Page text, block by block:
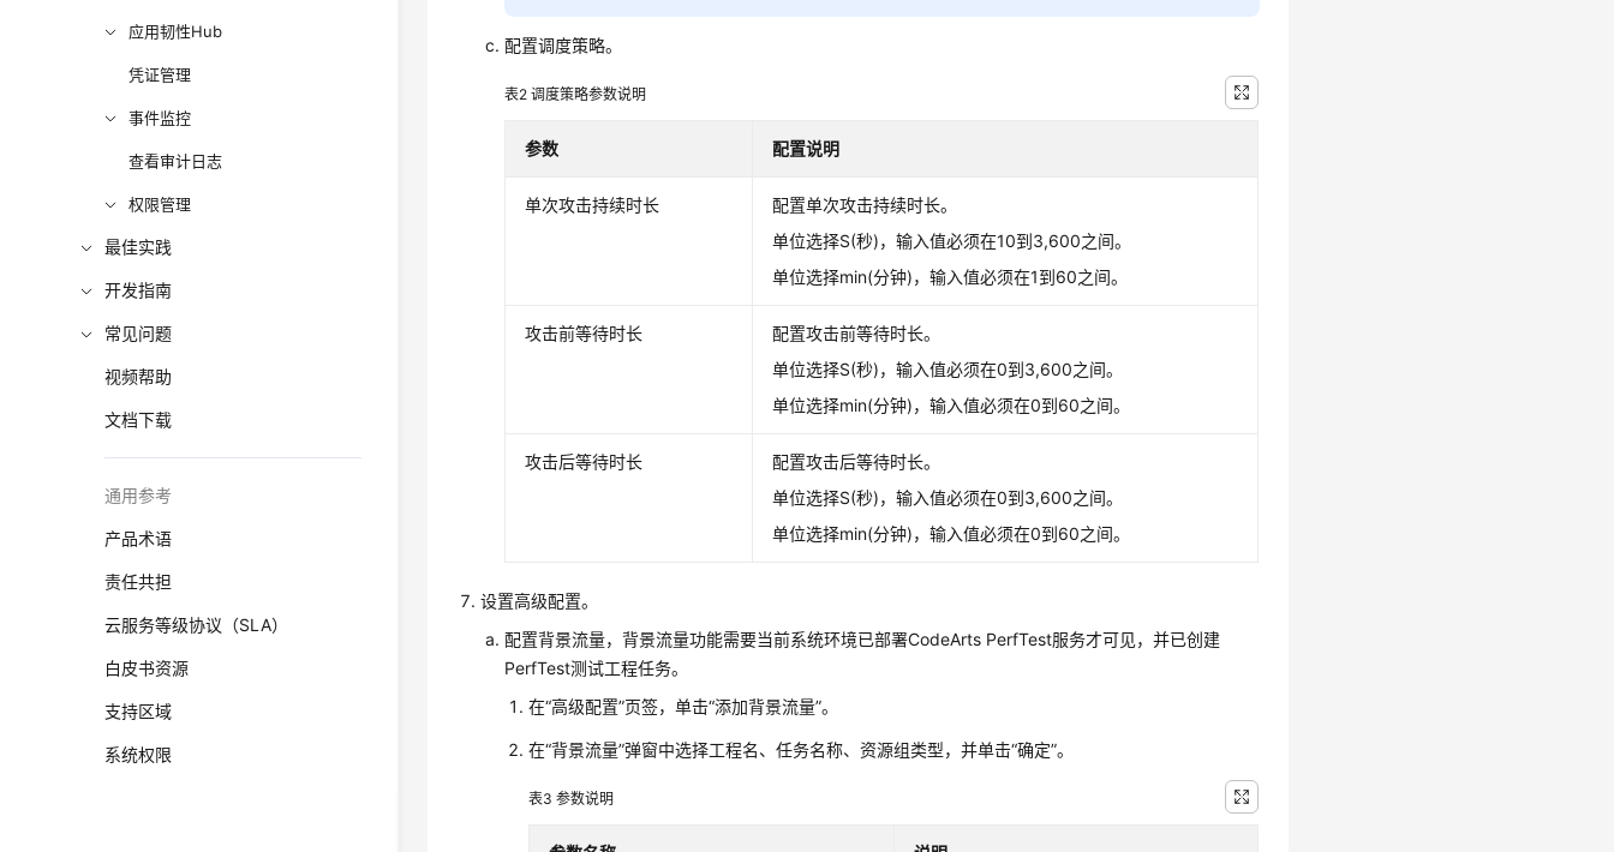
应用韧性Hub
凭证管理
事件监控
查看审计日志
权限管理
最佳实践
开发指南
常见问题
视频帮助
文档下载
通用参考
产品术语
责任共担
云服务等级协议（SLA）
白皮书资源
支持区域
系统权限
配置调度策略。
表2调度策略参数说明
参数 配置说明
单次攻击持续时长
配置单次攻击持续时长。
单位选择S(秒)，输入值必须在10到3,600之间。
单位选择min(分钟)，输入值必须在1到60之间。
攻击前等待时长
配置攻击前等待时长。
单位选择S(秒)，输入值必须在0到3,600之间。
单位选择min(分钟)，输入值必须在0到60之间。
攻击后等待时长
配置攻击后等待时长。
单位选择S(秒)，输入值必须在0到3,600之间。
单位选择min(分钟)，输入值必须在0到60之间。
设置高级配置。
配置背景流量，背景流量功能需要当前系统环境已部署CodeArts PerfTest服务才可见，并已创建
PerfTest测试工程任务。
在“高级配置”页签，单击“添加背景流量”。
在“背景流量”弹窗中选择工程名、任务名称、资源组类型，并单击“确定”。
表3参数说明